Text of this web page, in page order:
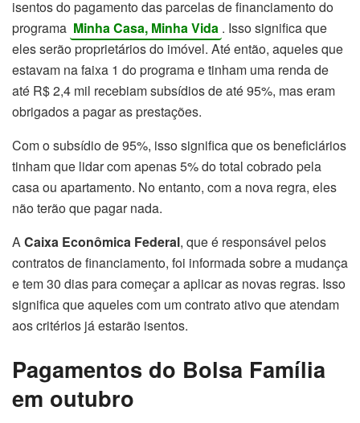
isentos do pagamento das parcelas de financiamento do
programa Minha Casa, Minha Vida . Isso significa que
eles serão proprietários do imóvel. Até então, aqueles que
estavam na faixa 1 do programa e tinham uma renda de
até R$ 2,4 mil recebiam subsídios de até 95%, mas eram
obrigados a pagar as prestações.
Com o subsídio de 95%, isso significa que os beneficiários
tinham que lidar com apenas 5% do total cobrado pela
casa ou apartamento. No entanto, com a nova regra, eles
não terão que pagar nada.
ACaixa Econômica Federal, que é responsável pelos
contratos de financiamento, foi informada sobre a mudança
e tem 30 dias para começar a aplicar as novas regras. Isso
significa que aqueles com um contrato ativo que atendam
aos critérios já estarão isentos.
Pagamentos do Bolsa Família
em outubro